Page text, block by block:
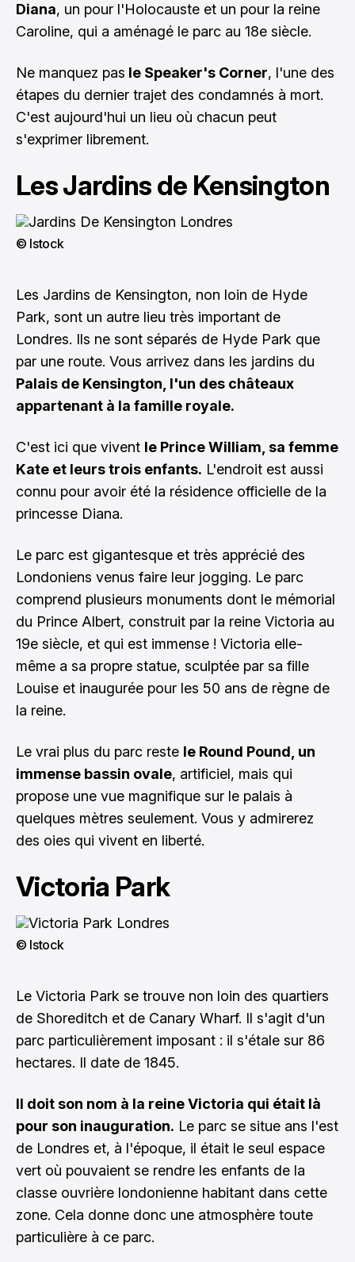
Diana, un pour l'Holocauste et un pour la reine
Caroline, qui a aménagé le parc au 18e siècle.
Ne manquez pas le Speaker's Corner, l'une des
étapes du dernier trajet des condamnés à mort.
C'est aujourd'hui un lieu où chacun peut
s'exprimer librement.
Les Jardins de Kensington
© Istock
Les Jardins de Kensington, non loin de Hyde
Park, sont un autre lieu très important de
Londres. Ils ne sont séparés de Hyde Park que
par une route. Vous arrivez dans les jardins du
Palais de Kensington, l'un des châteaux
appartenant à la famille royale.
C'est ici que vivent le Prince William, sa femme
Kate et leurs trois enfants. L'endroit est aussi
connu pour avoir été la résidence officielle de la
princesse Diana.
Le parc est gigantesque et très apprécié des
Londoniens venus faire leur jogging. Le parc
comprend plusieurs monuments dont le mémorial
du Prince Albert, construit par la reine Victoria au
19e siècle, et qui est immense ! Victoria elle-
même a sa propre statue, sculptée par sa fille
Louise et inaugurée pour les 50 ans de règne de
la reine.
Le vrai plus du parc reste le Round Pound, un
immense bassin ovale, artificiel, mais qui
propose une vue magnifique sur le palais à
quelques mètres seulement. Vous y admirerez
des oies qui vivent en liberté.
Victoria Park
© Istock
Le Victoria Park se trouve non loin des quartiers
de Shoreditch et de Canary Wharf. Il s'agit d'un
parc particulièrement imposant : il s'étale sur 86
hectares. Il date de 1845.
Il doit son nom à la reine Victoria qui était là
pour son inauguration. Le parc se situe ans l'est
de Londres et, à l'époque, il était le seul espace
vert où pouvaient se rendre les enfants de la
classe ouvrière londonienne habitant dans cette
zone. Cela donne donc une atmosphère toute
particulière à ce parc.